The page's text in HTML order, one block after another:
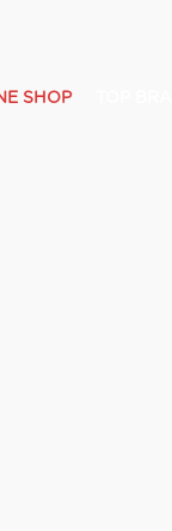
SHOP